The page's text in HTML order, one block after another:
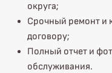
округа;
Срочный ремонт и
договору;
Полный отчет и
обслуживания.